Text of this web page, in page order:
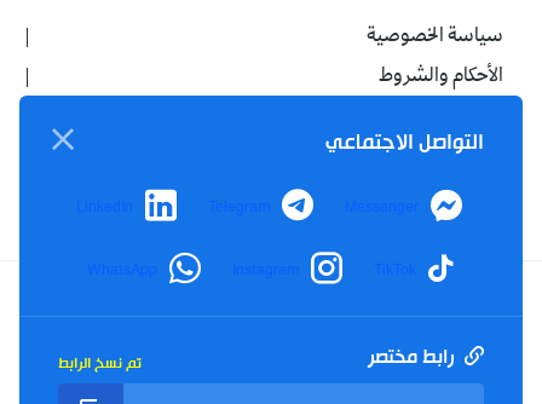
سياسة الخصوصية
الأحكام والشروط
اتصل بنا
من نحن
Facebook
YouTube
TikTok
Twitter
التواصل الاجتماعي
Messenger
Telegram
LinkedIn
TikTok
Instagram
WhatsApp
رابط مختصر تم نسخ الرابط